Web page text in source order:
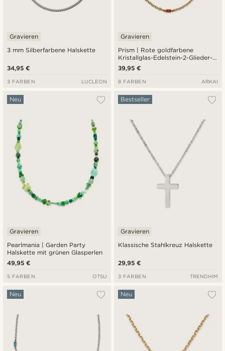
3 mm Silberfarbene Halskette
Gravieren
34,95 €
3 FARBEN LUCLEON
Prism | Rote goldfarbene
Kristallglas-Edelstein-2-Glieder-
Halskette
Gravieren
39,95 €
8 FARBEN ARKAI
Pearlmania | Garden Party
Halskette mit grünen Glasperlen
Neu
Gravieren
49,95 €
5 FARBEN OTSU
Klassische Stahlkreuz Halskette
Bestseller
Gravieren
29,95 €
3 FARBEN TRENDHIM
Neu Neu